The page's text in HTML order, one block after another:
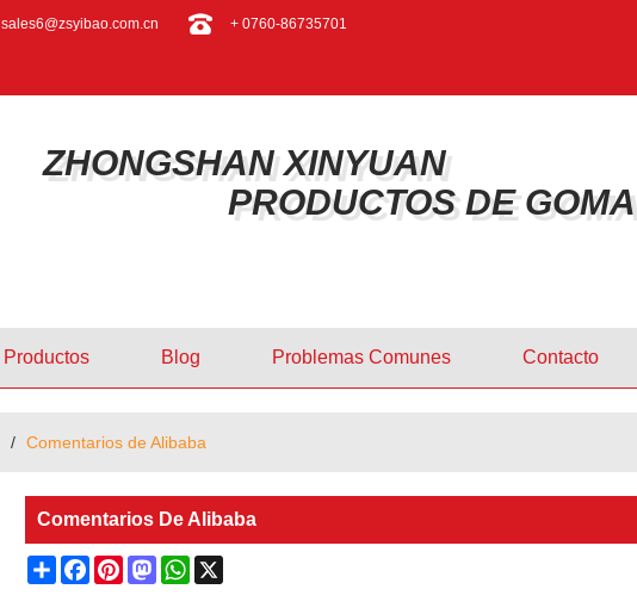
sales6@zsyibao.com.cn + 0760-86735701
ZHONGSHAN XINYUAN
PRODUCTOS DE GOMA
Productos Blog Problemas Comunes Contacto
/ Comentarios de Alibaba
Comentarios De Alibaba
ShareFacebookPinterestMastodonWhatsApp